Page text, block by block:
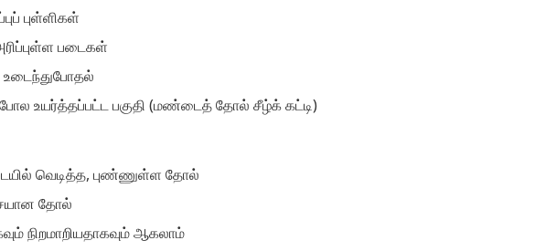
புள்ளிகள்
படைகள்
உடைந்துபோதல்
உயர்த்தப்பட்ட பகுதி (மண்டைத் தோல் சீழ்க் கட்டி)
வெடித்த, புண்ணுள்ள தோல்
தோல்
நிறமாறியதாகவும் ஆகலாம்